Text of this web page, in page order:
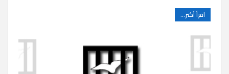
اقرأ أكثر...